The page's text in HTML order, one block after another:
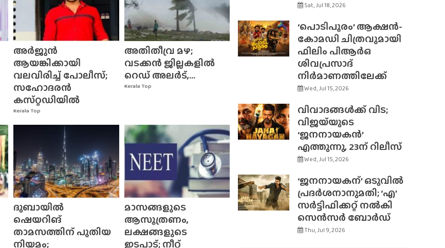
Kerala Top
അർജുൻ
ആയങ്കിക്കായി
വലവിരിച്ച് പോലീസ്;
സഹോദരൻ
കസ്‌റ്റഡിയിൽ
Kerala Top
അതിതീവ്ര മഴ;
വടക്കൻ ജില്ലകളിൽ
റെഡ് അലർട്,...
ദുബായിൽ
ഷെയറിങ്
താമസത്തിന് പുതിയ
നിയമം;
മാസങ്ങളുടെ
ആസൂത്രണം,
ലക്ഷങ്ങളുടെ
ഇടപാട്; നീറ്റ്
Sat, Jul 18, 2026
‘പൊടിപൂരം’ ആക്ഷൻ-
കോമഡി ചിത്രവുമായി
ഫിലിം പിആർഒ
ശിവപ്രസാദ്
നിർമാണത്തിലേക്ക്
Wed, Jul 15, 2026
വിവാദങ്ങൾക്ക് വിട;
വിജയ്‌യുടെ
‘ജനനായകൻ’
എത്തുന്നു, 23ന് റിലീസ്
Wed, Jul 15, 2026
‘ജനനായകന്’ ഒടുവിൽ
പ്രദർശനാനുമതി; ‘എ’
സർട്ടിഫിക്കറ്റ് നൽകി
സെൻസർ ബോർഡ്
Thu, Jul 9, 2026